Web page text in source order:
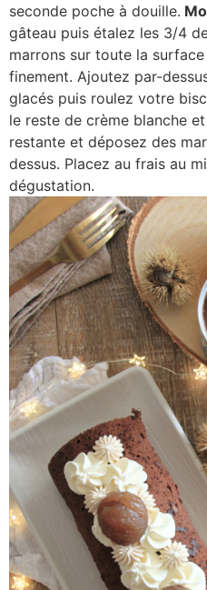
seconde poche à douille.
gâteau puis étalez les 3/4
marrons sur toute la
finement. Ajoutez par-
glacés puis roulez votre
le reste de crème blanche
restante et déposez des
dessus. Placez au frais au
dégustation.